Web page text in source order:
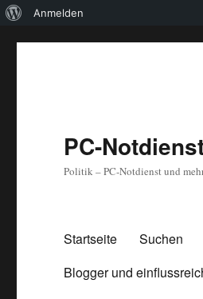
Über
Anmelden
PC-
Politik – PC-Notdienst und
Startseite Suchen
Blogger und